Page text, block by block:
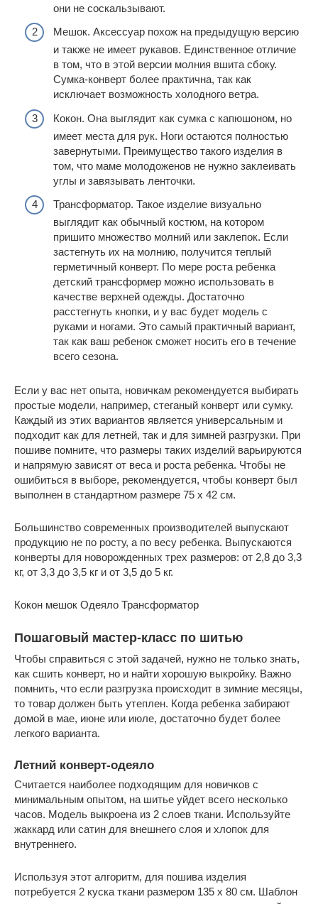
они не соскальзывают.
Мешок. Аксессуар похож на предыдущую версию
и также не имеет рукавов. Единственное отличие
в том, что в этой версии молния вшита сбоку.
Сумка-конверт более практична, так как
исключает возможность холодного ветра.
Кокон. Она выглядит как сумка с капюшоном, но
имеет места для рук. Ноги остаются полностью
завернутыми. Преимущество такого изделия в
том, что маме молодоженов не нужно заклеивать
углы и завязывать ленточки.
Трансформатор. Такое изделие визуально
выглядит как обычный костюм, на котором
пришито множество молний или заклепок. Если
застегнуть их на молнию, получится теплый
герметичный конверт. По мере роста ребенка
детский трансформер можно использовать в
качестве верхней одежды. Достаточно
расстегнуть кнопки, и у вас будет модель с
руками и ногами. Это самый практичный вариант,
так как ваш ребенок сможет носить его в течение
всего сезона.
Если у вас нет опыта, новичкам рекомендуется выбирать
простые модели, например, стеганый конверт или сумку.
Каждый из этих вариантов является универсальным и
подходит как для летней, так и для зимней разгрузки. При
пошиве помните, что размеры таких изделий варьируются
и напрямую зависят от веса и роста ребенка. Чтобы не
ошибиться в выборе, рекомендуется, чтобы конверт был
выполнен в стандартном размере 75 x 42 см.
Большинство современных производителей выпускают
продукцию не по росту, а по весу ребенка. Выпускаются
конверты для новорожденных трех размеров: от 2,8 до 3,3
кг, от 3,3 до 3,5 кг и от 3,5 до 5 кг.
Кокон мешок Одеяло Трансформатор
Пошаговый мастер-класс по шитью
Чтобы справиться с этой задачей, нужно не только знать,
как сшить конверт, но и найти хорошую выкройку. Важно
помнить, что если разгрузка происходит в зимние месяцы,
то товар должен быть утеплен. Когда ребенка забирают
домой в мае, июне или июле, достаточно будет более
легкого варианта.
Летний конверт-одеяло
Считается наиболее подходящим для новичков с
минимальным опытом, на шитье уйдет всего несколько
часов. Модель выкроена из 2 слоев ткани. Используйте
жаккард или сатин для внешнего слоя и хлопок для
внутреннего.
Используя этот алгоритм, для пошива изделия
потребуется 2 куска ткани размером 135 х 80 см. Шаблон